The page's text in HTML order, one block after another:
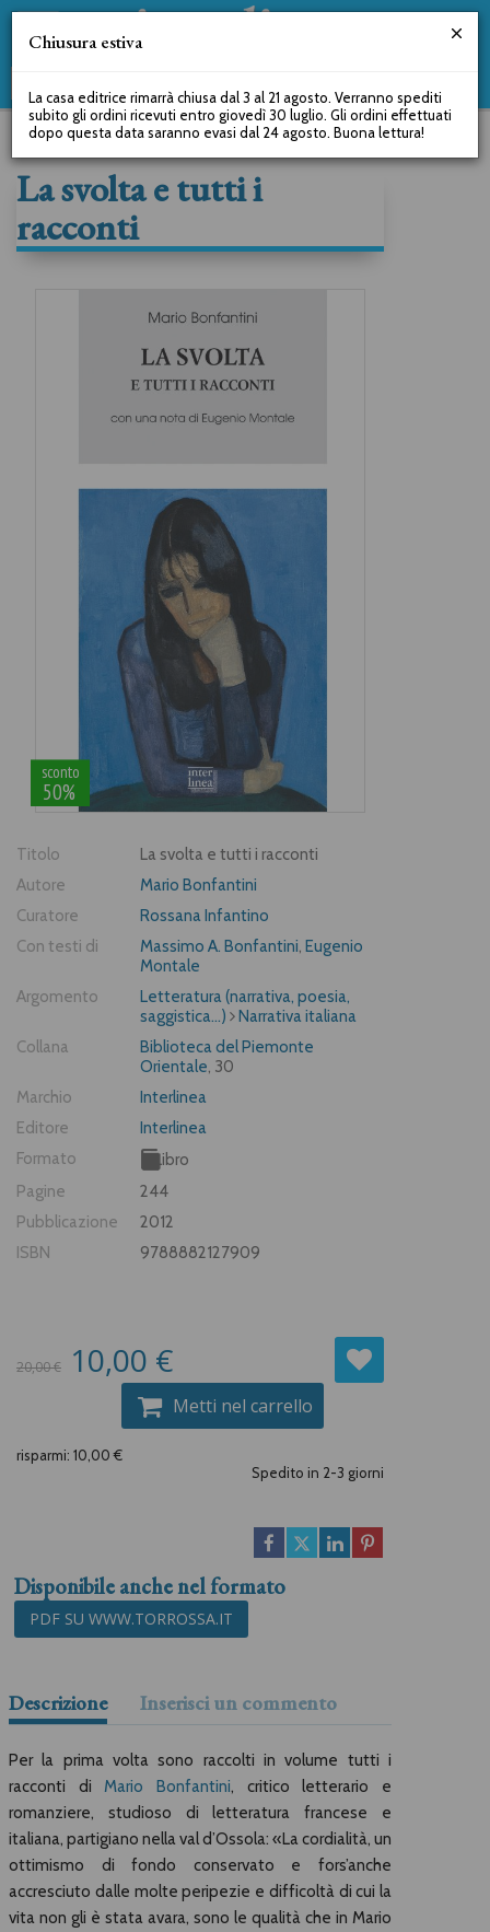
La svolta e tutti i
racconti
sconto
50%
Titolo
La svolta e tutti i racconti
Autore
Mario Bonfantini
Curatore
Rossana Infantino
Con testi di
Massimo A. Bonfantini, Eugenio
Montale
Argomento
Letteratura (narrativa, poesia,
saggistica...)
Narrativa italiana
Collana
Biblioteca del Piemonte
Orientale, 30
Marchio
Interlinea
Editore
Interlinea
Formato
Libro
Pagine
244
Pubblicazione
2012
ISBN
9788882127909
20,00 € 10,00 €
Metti nel carrello
risparmi: 10,00 €
Spedito in 2-3 giorni
Disponibile anche nel formato
PDF SU WWW.TORROSSA.IT
Descrizione Inserisci un commento
Per la prima volta sono raccolti in volume tutti i
racconti diMario Bonfantini, critico letterario e
romanziere, studioso di letteratura francese e
italiana, partigiano nella val d’Ossola: «La cordialità, un
ottimismo di fondo conservato e fors’anche
accresciuto dalle molte peripezie e difficoltà di cui la
vita non gli è stata avara, sono le qualità che in Mario
Chiusura estiva
La casa editrice rimarrà chiusa dal 3 al 21 agosto. Verranno spediti
subito gli ordini ricevuti entro giovedì 30 luglio. Gli ordini effettuati
dopo questa data saranno evasi dal 24 agosto. Buona lettura!